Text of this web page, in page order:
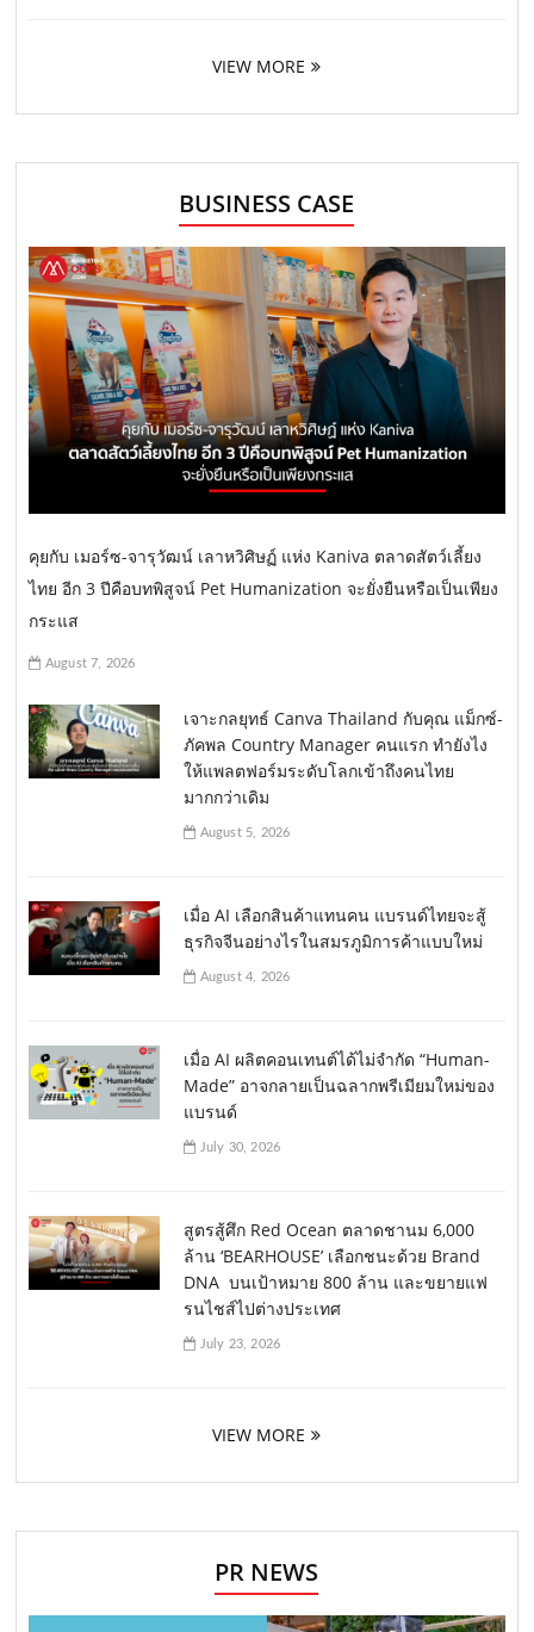
VIEW MORE
BUSINESS CASE
คุยกับ เมอร์ซ-จารุวัฒน์ เลาหวิศิษฏ์ แห่ง Kaniva ตลาดสัตว์เลี้ยง
ไทย อีก 3 ปีคือบทพิสูจน์ Pet Humanization จะยั่งยืนหรือเป็นเพียง
กระแส
August 7, 2026
เจาะกลยุทธ์ Canva Thailand กับคุณ แม็กซ์-
ภัคพล Country Manager คนแรก ทำยังไง
ให้แพลตฟอร์มระดับโลกเข้าถึงคนไทย
มากกว่าเดิม
August 5, 2026
เมื่อ AI เลือกสินค้าแทนคน แบรนด์ไทยจะสู้
ธุรกิจจีนอย่างไรในสมรภูมิการค้าแบบใหม่
August 4, 2026
เมื่อ AI ผลิตคอนเทนต์ได้ไม่จำกัด “Human-
Made” อาจกลายเป็นฉลากพรีเมียมใหม่ของ
แบรนด์
July 30, 2026
สูตรสู้ศึก Red Ocean ตลาดชานม 6,000
ล้าน ‘BEARHOUSE’ เลือกชนะด้วย Brand
DNA บนเป้าหมาย 800 ล้าน และขยายแฟ
รนไชส์ไปต่างประเทศ
July 23, 2026
VIEW MORE
PR NEWS